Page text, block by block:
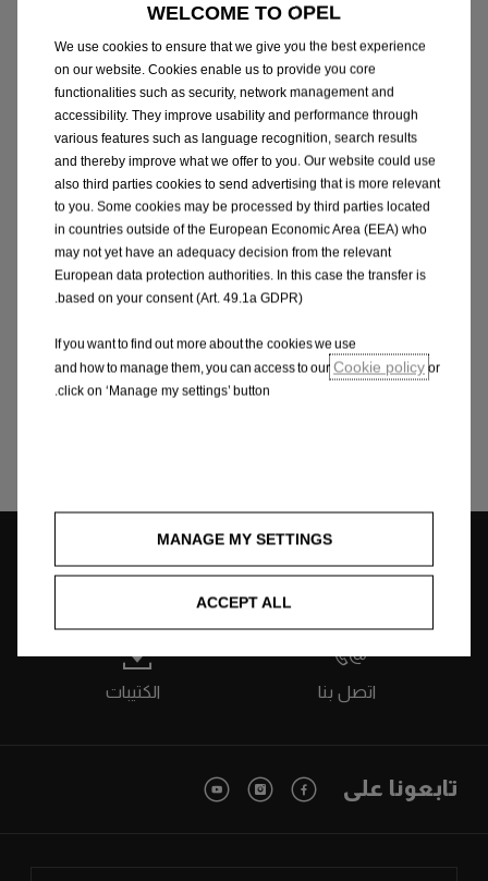
موكا
أعرف المزيد
اتصل بنا الكتيبات
تابعونا على
WELCOME TO OPEL
We use cookies to ensure that we give you the best experience
on our website. Cookies enable us to provide you core
functionalities such as security, network management and
accessibility. They improve usability and performance through
various features such as language recognition, search results
and thereby improve what we offer to you. Our website could use
also third parties cookies to send advertising that is more relevant
to you. Some cookies may be processed by third parties located
in countries outside of the European Economic Area (EEA) who
may not yet have an adequacy decision from the relevant
European data protection authorities. In this case the transfer is
based on your consent (Art. 49.1a GDPR).
If you want to find out more about the cookies we use
and how to manage them, you can access to our Cookie policy or
click on ‘Manage my settings’ button.
MANAGE MY SETTINGS
ACCEPT ALL